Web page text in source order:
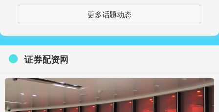
更多话题动态
证券配资网